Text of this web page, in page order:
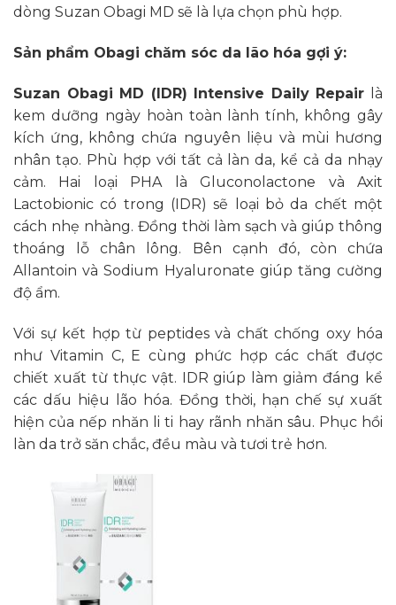
dòng Suzan Obagi MD sẽ là lựa chọn phù hợp.
Sản phẩm Obagi chăm sóc da lão hóa gợi ý:
Suzan Obagi MD (IDR) Intensive Daily Repair là
kem dưỡng ngày hoàn toàn lành tính, không gây
kích ứng, không chứa nguyên liệu và mùi hương
nhân tạo. Phù hợp với tất cả làn da, kể cả da nhạy
cảm. Hai loại PHA là Gluconolactone và Axit
Lactobionic có trong (IDR) sẽ loại bỏ da chết một
cách nhẹ nhàng. Đồng thời làm sạch và giúp thông
thoáng lỗ chân lông. Bên cạnh đó, còn chứa
Allantoin và Sodium Hyaluronate giúp tăng cường
độ ẩm.
Với sự kết hợp từ peptides và chất chống oxy hóa
như Vitamin C, E cùng phức hợp các chất được
chiết xuất từ thực vật. IDR giúp làm giảm đáng kể
các dấu hiệu lão hóa. Đồng thời, hạn chế sự xuất
hiện của nếp nhăn li ti hay rãnh nhăn sâu. Phục hồi
làn da trở săn chắc, đều màu và tươi trẻ hơn.